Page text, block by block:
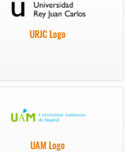
URJC Logo
UAM Logo